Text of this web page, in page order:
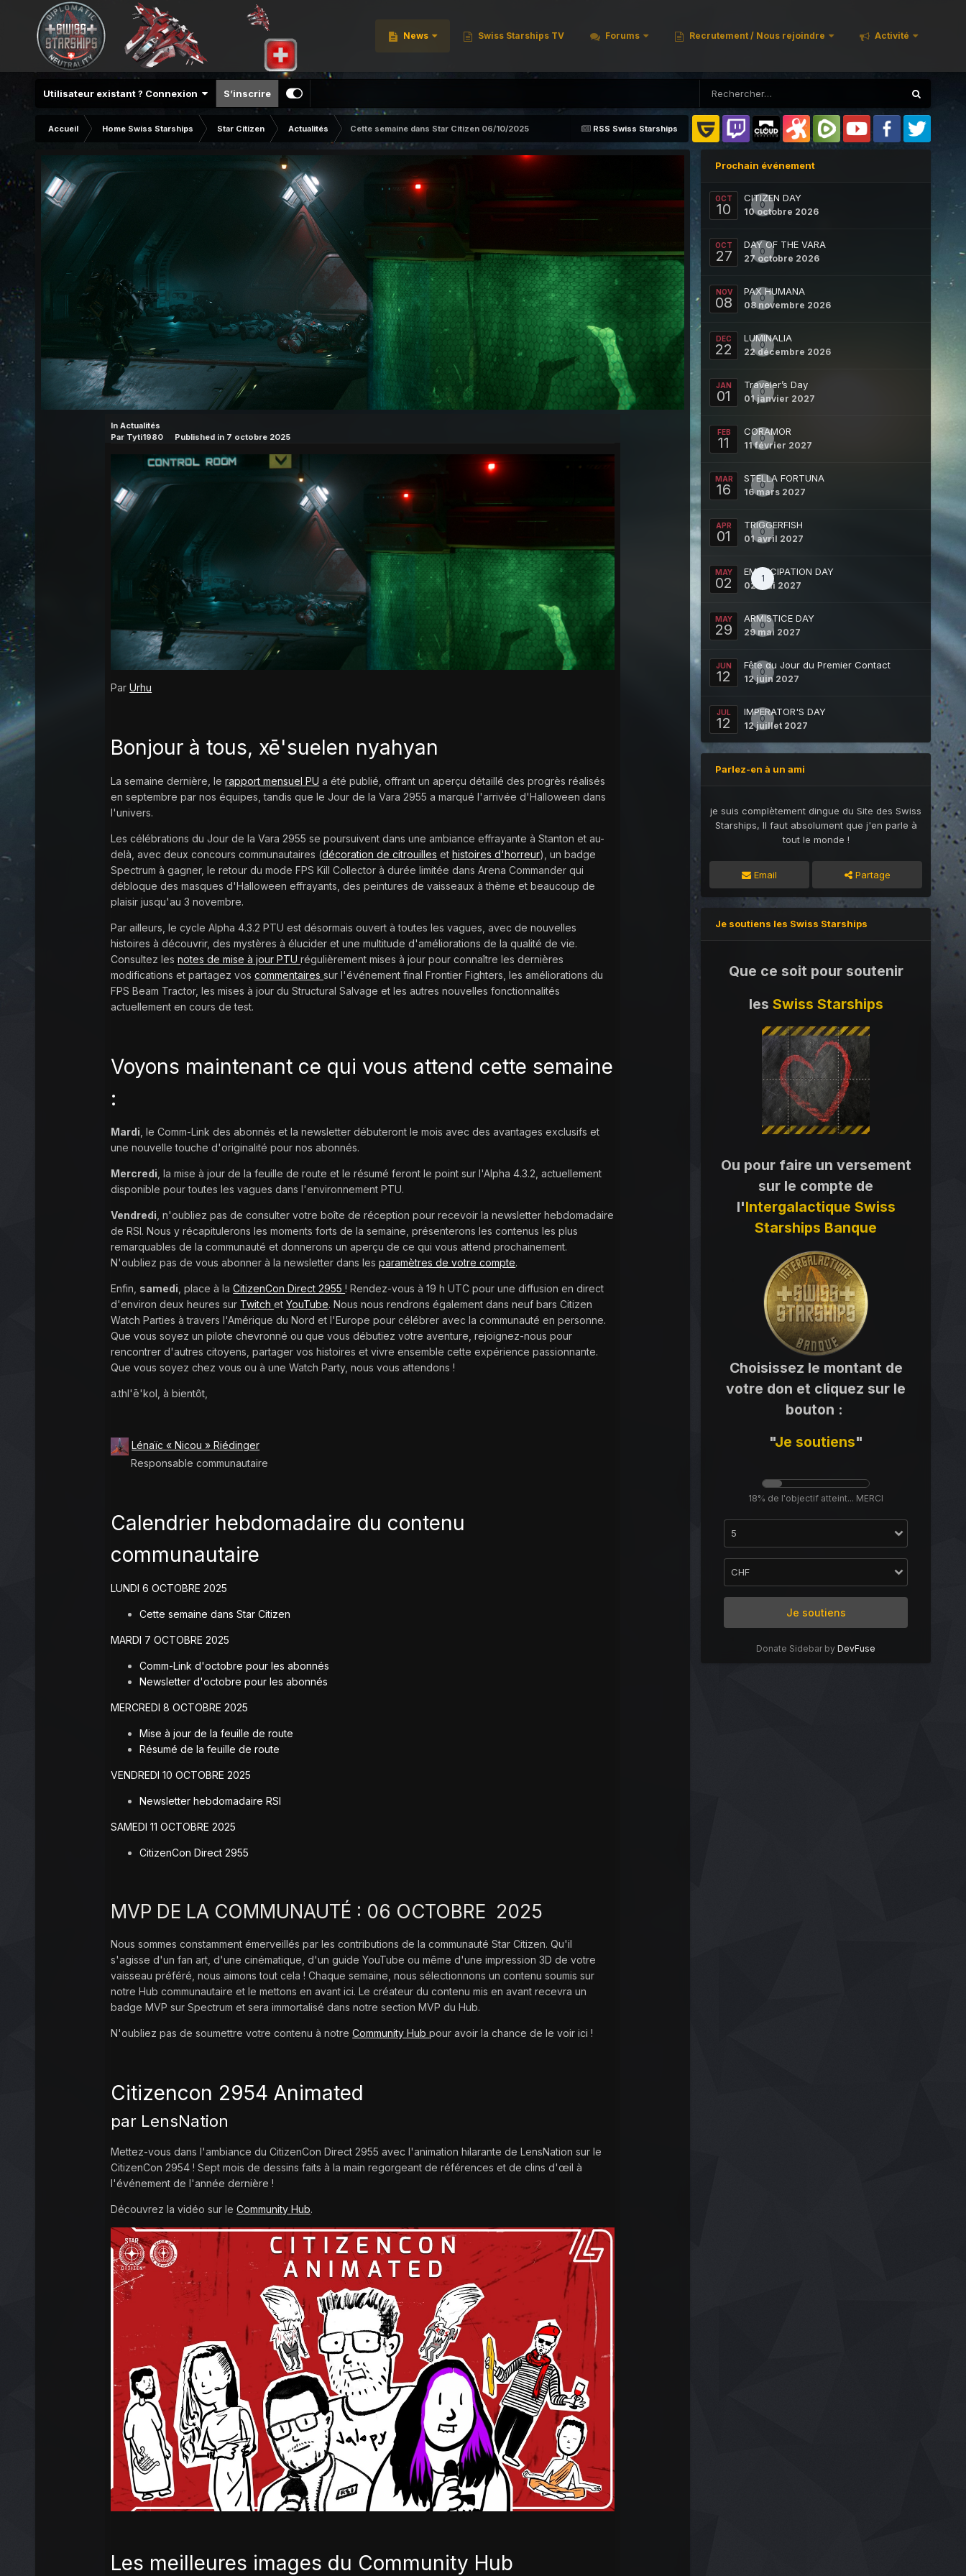
News Swiss Starships TV Forums Recrutement / Nous rejoindre Activité
Utilisateur existant ? Connexion S’inscrire
RSS Swiss Starships
Accueil Home Swiss Starships Star Citizen Actualités Cette semaine dans Star Citizen 06/10/2025
InActualités
Par Tyti1980 Published in 7 octobre 2025
ParUrhu
Bonjour à tous, xē'suelen nyahyan
La semaine dernière, lerapport mensuel PU a été publié, offrant un aperçu détaillé des progrès réalisés
en septembre par nos équipes, tandis que le Jour de la Vara 2955 a marqué l'arrivée d'Halloween dans
l'univers.
Les célébrations du Jour de la Vara 2955 se poursuivent dans une ambiance effrayante à Stanton et au-
delà, avec deux concours communautaires (décoration de citrouilles ethistoires d'horreur), un badge
Spectrum à gagner, le retour du mode FPS Kill Collector à durée limitée dans Arena Commander qui
débloque des masques d'Halloween effrayants, des peintures de vaisseaux à thème et beaucoup de
plaisir jusqu'au 3 novembre.
Par ailleurs, le cycle Alpha 4.3.2 PTU est désormais ouvert à toutes les vagues, avec de nouvelles
histoires à découvrir, des mystères à élucider et une multitude d'améliorations de la qualité de vie.
Consultez lesnotes de mise à jour PTUrégulièrement mises à jour pour connaître les dernières
modifications et partagez voscommentairessur l'événement final Frontier Fighters, les améliorations du
FPS Beam Tractor, les mises à jour du Structural Salvage et les autres nouvelles fonctionnalités
actuellement en cours de test.
Voyons maintenant ce qui vous attend cette semaine
:
Mardi , le Comm-Link des abonnés et la newsletter débuteront le mois avec des avantages exclusifs et
une nouvelle touche d'originalité pour nos abonnés.
Mercredi , la mise à jour de la feuille de route et le résumé feront le point sur l'Alpha 4.3.2, actuellement
disponible pour toutes les vagues dans l'environnement PTU.
Vendredi , n'oubliez pas de consulter votre boîte de réception pour recevoir la newsletter hebdomadaire
de RSI. Nous y récapitulerons les moments forts de la semaine, présenterons les contenus les plus
remarquables de la communauté et donnerons un aperçu de ce qui vous attend prochainement.
N'oubliez pas de vous abonner à la newsletter dans lesparamètres de votre compte.
Enfin, samedi , place à laCitizenCon Direct 2955! Rendez-vous à 19 h UTC pour une diffusion en direct
d'environ deux heures sur TwitchetYouTube. Nous nous rendrons également dans neuf bars Citizen
Watch Parties à travers l'Amérique du Nord et l'Europe pour célébrer avec la communauté en personne.
Que vous soyez un pilote chevronné ou que vous débutiez votre aventure, rejoignez-nous pour
rencontrer d'autres citoyens, partager vos histoires et vivre ensemble cette expérience passionnante.
Que vous soyez chez vous ou à une Watch Party, nous vous attendons !
a.thl'ē'kol, à bientôt,
Lénaïc « Nicou » Riédinger
Responsable communautaire
Calendrier hebdomadaire du contenu
communautaire
LUNDI 6 OCTOBRE 2025
Cette semaine dans Star Citizen
MARDI 7 OCTOBRE 2025
Comm-Link d'octobre pour les abonnés
Newsletter d'octobre pour les abonnés
MERCREDI 8 OCTOBRE 2025
Mise à jour de la feuille de route
Résumé de la feuille de route
VENDREDI 10 OCTOBRE 2025
Newsletter hebdomadaire RSI
SAMEDI 11 OCTOBRE 2025
CitizenCon Direct 2955
MVP DE LA COMMUNAUTÉ : 06 OCTOBRE 2025
Nous sommes constamment émerveillés par les contributions de la communauté Star Citizen. Qu'il
s'agisse d'un fan art, d'une cinématique, d'un guide YouTube ou même d'une impression 3D de votre
vaisseau préféré, nous aimons tout cela ! Chaque semaine, nous sélectionnons un contenu soumis sur
notre Hub communautaire et le mettons en avant ici. Le créateur du contenu mis en avant recevra un
badge MVP sur Spectrum et sera immortalisé dans notre section MVP du Hub.
N'oubliez pas de soumettre votre contenu à notreCommunity Hubpour avoir la chance de le voir ici !
Citizencon 2954 Animated
par LensNation
Mettez-vous dans l'ambiance du CitizenCon Direct 2955 avec l'animation hilarante de LensNation sur le
CitizenCon 2954 ! Sept mois de dessins faits à la main regorgeant de références et de clins d'œil à
l'événement de l'année dernière !
Découvrez la vidéo sur leCommunity Hub.
Les meilleures images du Community Hub
Prochain événement
OCT
10 0
CITIZEN DAY
10 octobre 2026
OCT
27 0
DAY OF THE VARA
27 octobre 2026
NOV
08 0
PAX HUMANA
08 novembre 2026
DEC
22 0
LUMINALIA
22 décembre 2026
JAN
01 0
Traveler’s Day
01 janvier 2027
FEB
11 0
CORAMOR
11 février 2027
MAR
16 0
STELLA FORTUNA
16 mars 2027
APR
01 0
TRIGGERFISH
01 avril 2027
MAY
02 1
EMANCIPATION DAY
02 mai 2027
MAY
29 0
ARMISTICE DAY
29 mai 2027
JUN
12 0
Fête du Jour du Premier Contact
12 juin 2027
JUL
12 0
IMPERATOR'S DAY
12 juillet 2027
Parlez-en à un ami
je suis complètement dingue du Site des Swiss
Starships, Il faut absolument que j'en parle à
tout le monde !
Email Partage
Je soutiens les Swiss Starships
Que ce soit pour soutenir
les Swiss Starships
Ou pour faire un versement
sur le compte de
l'Intergalactique Swiss
Starships Banque
Choisissez le montant de
votre don et cliquez sur le
bouton :
"Je soutiens"
18% de l'objectif atteint... MERCI
Je soutiens
Donate Sidebar byDevFuse